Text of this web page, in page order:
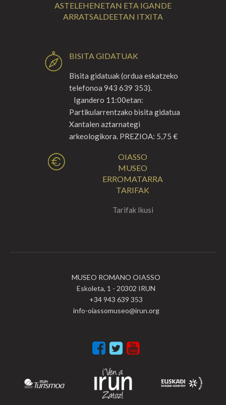
ASTELEHENETAN ETA IGANDE
ARRATSALDEETAN ITXITA
BISITA GIDATUAK
Bisita gidatuak (ordua eskatzeko
telefonoa 943 639 353).
Igandero 11:00etan:
Partikularrentzako bisita gidatua
Xantalen aztarnategi
arkeologikora. PREZIOA: 5,75 €
OIASSO
MUSEO
ERROMATARRA
TARIFAK
Tarifak Ikusi
MUSEO ROMANO OIASSO
Eskoleta, 1 - 20302 IRUN
+34 943 639 353
info-oiassomuseo@irun.org